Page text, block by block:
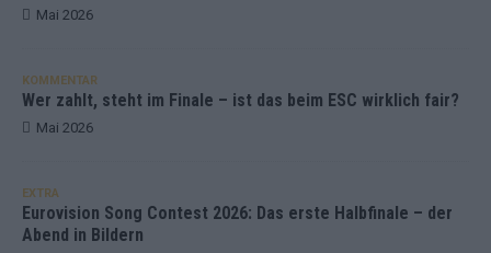
Mai 2026
KOMMENTAR
Wer zahlt, steht im Finale – ist das beim ESC wirklich fair?
Mai 2026
EXTRA
Eurovision Song Contest 2026: Das erste Halbfinale – der
Abend in Bildern